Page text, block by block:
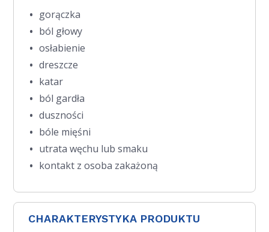
gorączka
ból głowy
osłabienie
dreszcze
katar
ból gardła
duszności
bóle mięśni
utrata węchu lub smaku
kontakt z osoba zakażoną
CHARAKTERYSTYKA PRODUKTU